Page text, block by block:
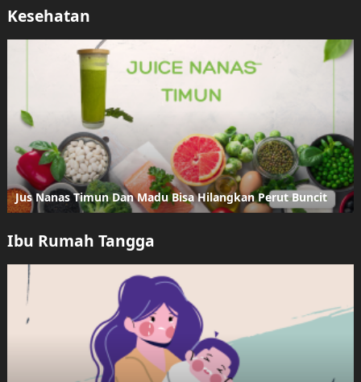
Kesehatan
Jus Nanas Timun Dan Madu Bisa Hilangkan Perut Buncit
Ibu Rumah Tangga